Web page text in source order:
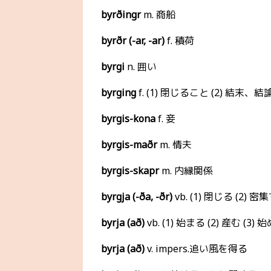
byrðingrm. 商船
byrðr (-ar, -ar)f. 積荷
byrgi n. 囲い
byrgingf. (1) 閉じること (2) 結末、結
byrgis-konaf. 妾
byrgis-maðrm. 情夫
byrgis-skaprm. 内縁関係
byrgja (-ða, -ðr)vb. (1) 閉じる (2) 密集
byrja (að)vb. (1) 始まる (2) 産む (3) 始
byrja (að)v. impers.追い風を得る